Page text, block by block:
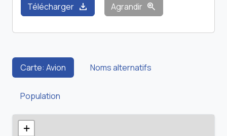
Télécharger download Agrandir zoom_in
Carte: Avion Noms alternatifs
Population
+